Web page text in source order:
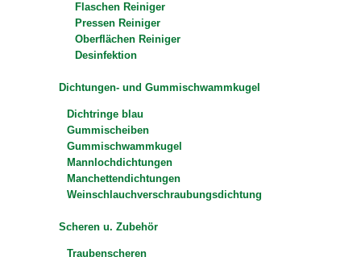
Flaschen Reiniger
Pressen Reiniger
Oberflächen Reiniger
Desinfektion
Dichtungen- und Gummischwammkugel
Dichtringe blau
Gummischeiben
Gummischwammkugel
Mannlochdichtungen
Manchettendichtungen
Weinschlauchverschraubungsdichtung
Scheren u. Zubehör
Traubenscheren